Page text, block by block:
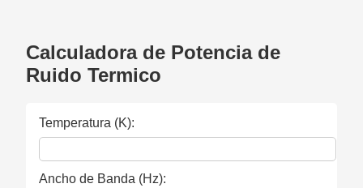
Calculadora de Potencia de
Ruido Termico
Temperatura (K):
Ancho de Banda (Hz):